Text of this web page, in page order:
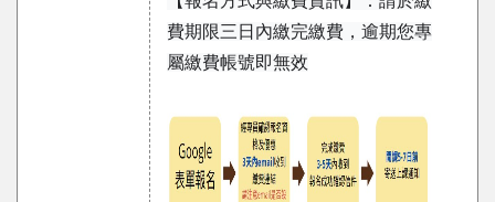
費期限三日內繳完繳費，逾期您專
屬繳費帳號即無效